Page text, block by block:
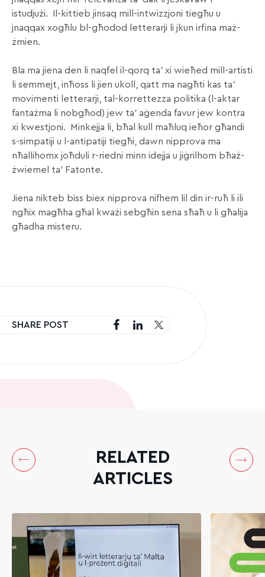
istudjużi. Il-kittieb jinsaq mill-intwizzjoni tiegħu u
jnaqqax xogħlu bl-għodod letterarji li jkun irfina maż-
żmien.
Bla ma jiena den li naqfel il-qorq ta’ xi wieħed mill-artisti
li semmejt, inħoss li jien ukoll, qatt ma nagħti kas ta’
movimenti letterarji, tal-korrettezza politika (l-aktar
fantażma li nobgħod) jew ta’ aġenda favur jew kontra
xi kwestjoni. Minkejja li, bħal kull maħluq ieħor għandi
s-simpatiji u l-antipatiji tiegħi, dawn nipprova ma
nħallihomx joħduli r-riedni minn idejja u jiġrilhom bħaż-
żwiemel ta’ Fatonte.
Jiena nikteb biss biex nipprova nifhem lil din ir-ruħ li ili
ngħix magħha għal kważi sebgħin sena sħaħ u li għalija
għadha misteru.
SHARE POST
RELATED
ARTICLES